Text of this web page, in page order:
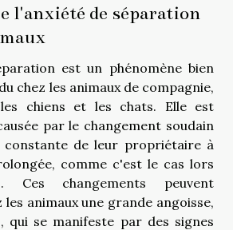
l'anxiété de séparation
est un phénomène bien
chez les animaux de compagnie,
chiens et les chats. Elle est
par le changement soudain
constante de leur propriétaire à
comme c'est le cas lors
Ces changements peuvent
animaux une grande angoisse,
qui se manifeste par des signes